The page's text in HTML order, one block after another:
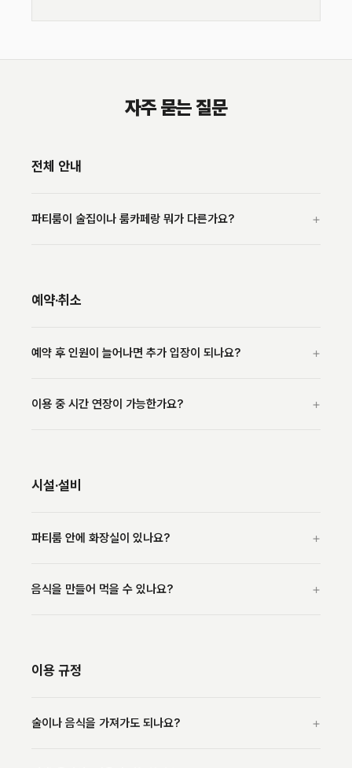
자주 묻는 질문
전체 안내
파티룸이 술집이나 룸카페랑 뭐가 다른가요? +
예약·취소
예약 후 인원이 늘어나면 추가 입장이 되나요? +
이용 중 시간 연장이 가능한가요? +
시설·설비
파티룸 안에 화장실이 있나요? +
음식을 만들어 먹을 수 있나요? +
이용 규정
술이나 음식을 가져가도 되나요? +